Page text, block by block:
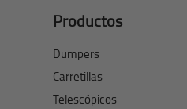
Productos
Dumpers
Carretillas
Telescópicos